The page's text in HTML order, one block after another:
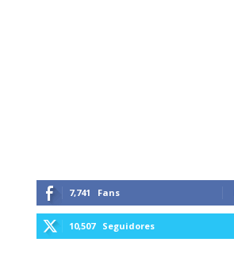
7,741 Fans
10,507 Seguidores